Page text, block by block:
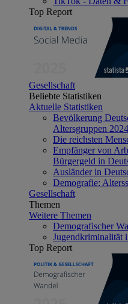
Top Report
Gesellschaft
Beliebte Statistiken
Aktuelle Statistiken
Bevölkerung
Altersgruppen 2024
Die reichsten
Empfänger von
Bürgergeld in
Ausländer in
Demografie:
Gesellschaft
Themen
Weitere Themen
Demografischer
Jugendkriminalität
Top Report